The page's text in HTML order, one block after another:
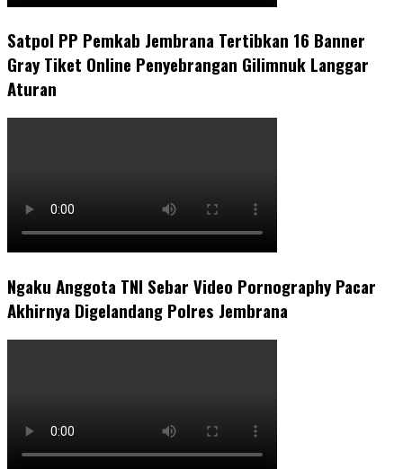
Satpol PP Pemkab Jembrana Tertibkan 16 Banner
Gray Tiket Online Penyebrangan Gilimnuk Langgar
Aturan
Ngaku Anggota TNI Sebar Video Pornography Pacar
Akhirnya Digelandang Polres Jembrana